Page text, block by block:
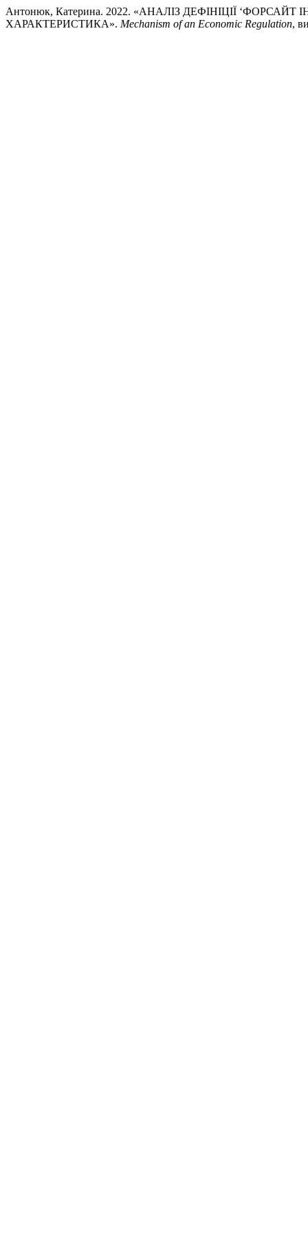
Антонюк, Катерина. 2022. «АНАЛІЗ ДЕФІНІЦІЇ
ХАРАКТЕРИСТИКА». Mechanism of an Economic Regulation,